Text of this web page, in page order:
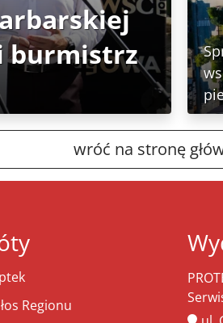
burmistrz
wróć na stronę
Regionu